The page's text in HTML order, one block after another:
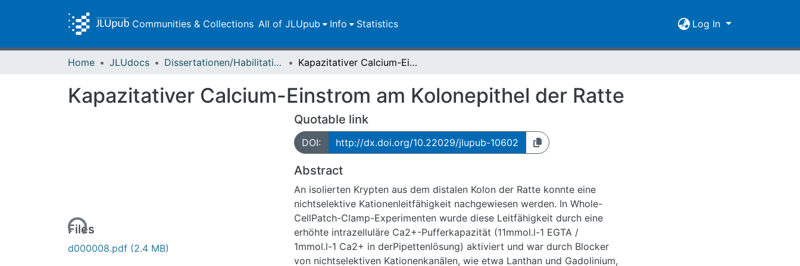
Communities & Collections All of JLUpub Info Statistics Log In
Home JLUdocs Dissertationen/Habilitationen Kapazitativer Calcium-Einstrom am Kolonepithel der Ratte
Kapazitativer Calcium-Einstrom am Kolonepithel der Ratte
Loading...
Files
d000008.pdf (2.4 MB)
Quotable link
DOI: http://dx.doi.org/10.22029/jlupub-10602
Abstract
An isolierten Krypten aus dem distalen Kolon der Ratte konnte eine
nichtselektive Kationenleitfähigkeit nachgewiesen werden. In Whole-
CellPatch-Clamp-Experimenten wurde diese Leitfähigkeit durch eine
erhöhte intrazelluläre Ca2+-Pufferkapazität (11mmol.l-1 EGTA /
1mmol.l-1 Ca2+ in derPipettenlösung) aktiviert und war durch Blocker
von nichtselektiven Kationenkanälen, wie etwa Lanthan und Gadolinium,